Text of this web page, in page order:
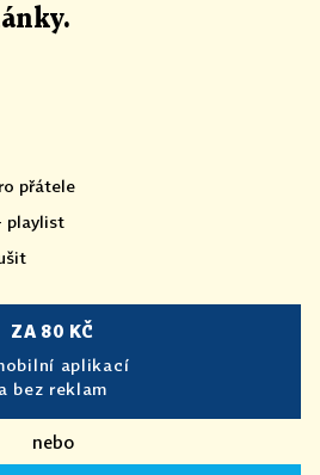
.
přátele
playlist
ZA 80 KČ
aplikací
a bez reklam
nebo